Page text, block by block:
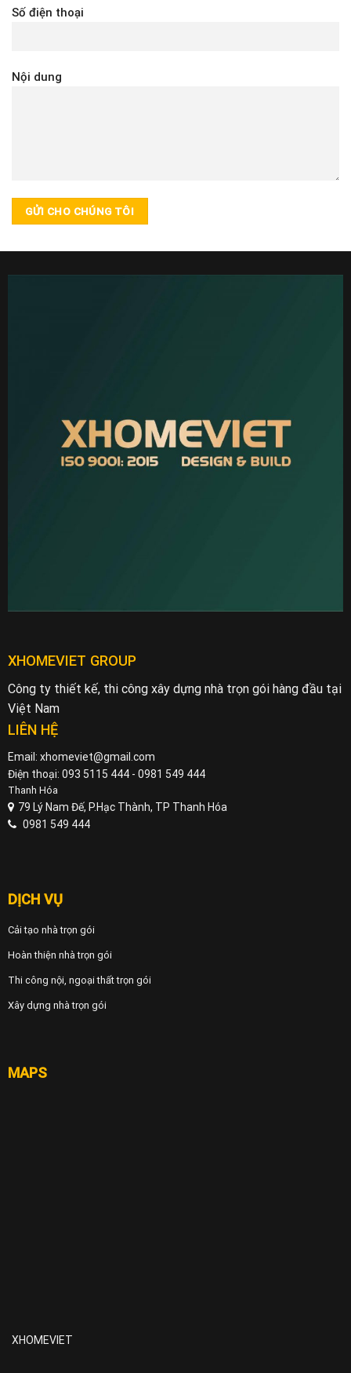
Số điện thoại
Nội dung
XHOMEVIET GROUP
Công ty thiết kế, thi công xây dựng nhà trọn gói hàng đầu tại
Việt Nam
LIÊN HỆ
Email: xhomeviet@gmail.com
Điện thoại: 093 5115 444 - 0981 549 444
Thanh Hóa
79 Lý Nam Đế, P.Hạc Thành, TP Thanh Hóa
0981 549 444
DỊCH VỤ
Cải tạo nhà trọn gói
Hoàn thiện nhà trọn gói
Thi công nội, ngoại thất trọn gói
Xây dựng nhà trọn gói
MAPS
XHOMEVIET